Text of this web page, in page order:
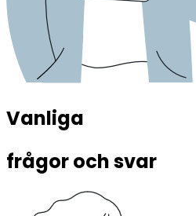
Vanliga
frågor och svar